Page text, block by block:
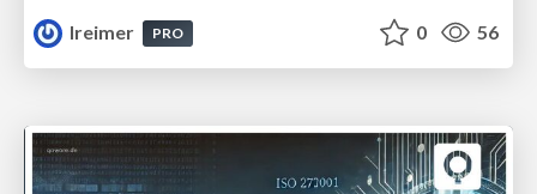
lreimer
PRO 0 56